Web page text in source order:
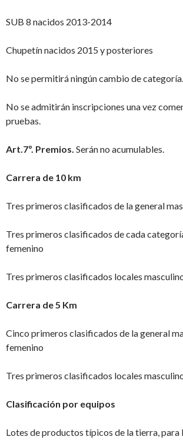
SUB 8 nacidos 2013-2014
Chupetín nacidos 2015 y posteriores
No se permitirá ningún cambio de categoría.
No se admitirán inscripciones una vez
pruebas.
Art.7º. Premios. Serán no acumulables.
Carrera de 10 km
Tres primeros clasificados de la general
Tres primeros clasificados de cada
femenino
Tres primeros clasificados locales
Carrera de 5 Km
Cinco primeros clasificados de la general
femenino
Tres primeros clasificados locales
Clasificación por equipos
Lotes de productos típicos de la tierra, para